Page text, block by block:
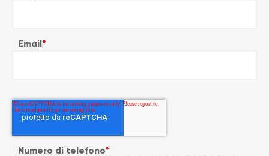
Email*
Numero di telefono*